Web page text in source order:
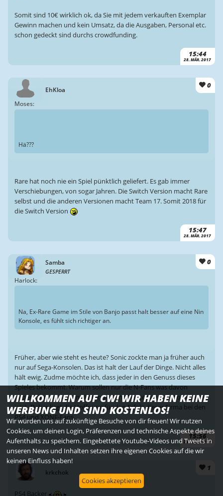
15:44
28. MÄR. 2017
Somit sind 10€ wirklich ok, da Sie mit jedem verkauften Exemplar
Gewinn machen und kein Umsatz, da die Ausgaben, Personal etc.
schon gedeckt sind durchs crowdfunding.
EhKloa 0
15:47
28. MÄR. 2017
Moses:
Hä???
Rare hat noch nie ein Spiel pünktlich geliefert. Es gab immer
Verschiebungen, von sogar Jahren. Die Switch Version macht Rare
selbst und die anderen Versionen macht Team 17. Somit 2018 für
die Switch Version
Samba
GESPERRT
0
15:56
28. MÄR. 2017
Harlock:
Na, Ex-Rare Game im Stile von Banjo passt halt besser auf eine Nin
Konsole, es fühlt sich richtiger an.
Früher, aber wie steht es heute? Sonic zockte man ja früher auch
nur auf Sega-Konsolen. Das ist halt der Lauf der Dinge. Nicht alles
hält ewig. Zudme möchte ich, dass jeder in den Genuss dieses
Spieles bekommt. Warum sollen nur die N-Fans was davon
haben. Zudem hassen Nintendo-Fans Playtonic und Yooka-Lalyee
jetzt. Daher liegt die Hoffnung für den Erfolg dieser Firma bei den
PS4 und XONE-Fans.
krkchok
1
PS4 Backer
WILLKOMMEN AUF CW! WIR HABEN KEINE
WERBUNG UND SIND KOSTENLOS!
Wir würden uns auf zukünftige Besuche von dir freuen! Wir nutzen
Cookies, um deinen Login, Präferenzen und technische Aspekte deines
Aufenthalts zu speichern. Eingebettete Youtube-Videos und Tweets in
unseren News und Inhalten setzen ihre eigenen Cookies auf die wir
keinen Einfluss haben!
Cookies akzeptieren